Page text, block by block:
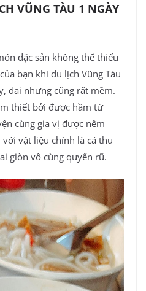
VŨNG TÀU 1 NGÀY
đặc sản không thể thiếu
bạn khi du lịch Vũng Tàu
dai nhưng cũng rất mềm.
thiết bởi được hầm từ
cùng gia vị được nêm
vật liệu chính là cá thu
giòn vô cùng quyến rũ.